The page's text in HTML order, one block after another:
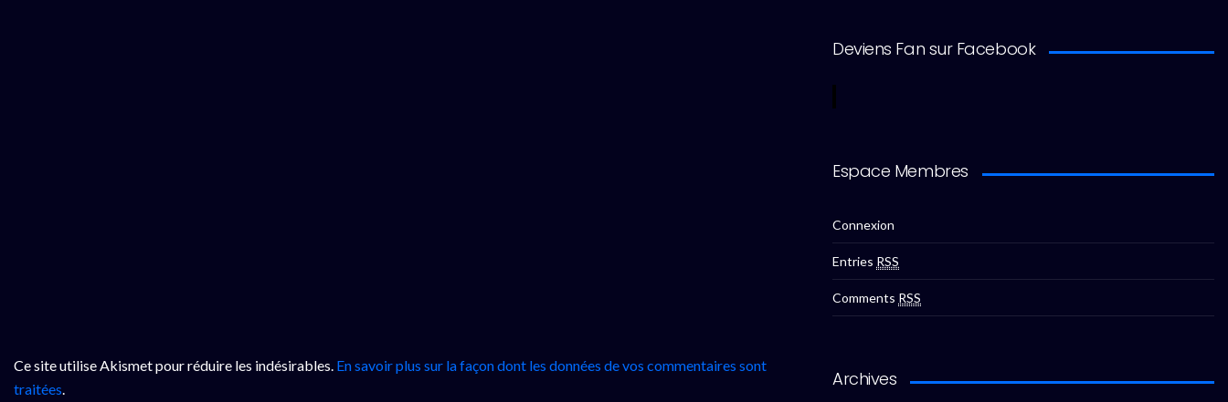
Ce site utilise Akismet pour réduire les indésirables. En savoir plus sur la façon dont les données de vos commentaires sont
traitées.
Deviens Fan sur Facebook
Espace Membres
Connexion
Entries RSS
Comments RSS
Archives